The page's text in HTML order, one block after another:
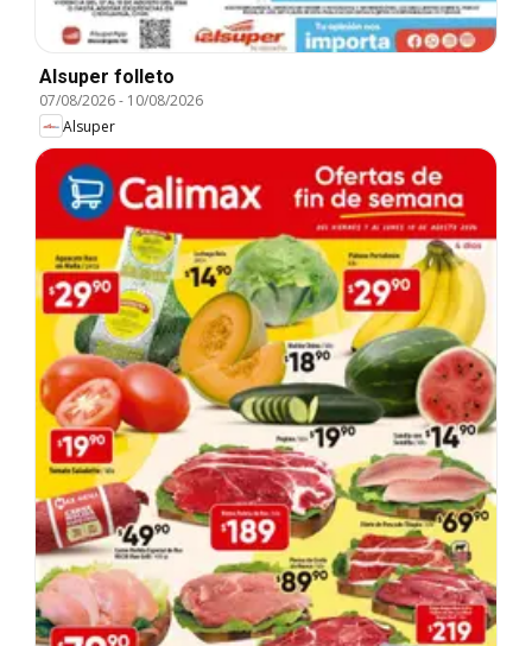
Alsuper folleto
07/08/2026- 10/08/2026
Alsuper